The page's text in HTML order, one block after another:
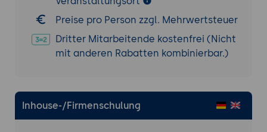
application.properties oder Java-
Konfiguration
Vorteile von Embedded-Jetty (kleinerer
Speicher-Bedarf, schnellerer Start)
8. Performance, Monitoring und Roll-out
Thread-Pool-Konfiguration und Virtual
Preise pro Person zzgl. Mehrwertsteuer
Dritter Mitarbeitende kostenfrei (Nicht
mit anderen Rabatten kombinierbar.)
Inhouse-/Firmenschulung